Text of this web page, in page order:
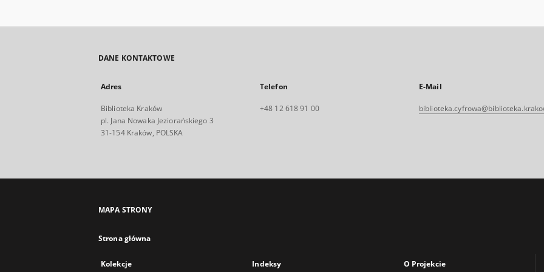
DANE KONTAKTOWE
Adres
Biblioteka Kraków
pl. Jana Nowaka Jeziorańskiego 3
31-154 Kraków, POLSKA
Telefon
+48 12 618 91 00
E-Mail
MAPA STRONY
Strona główna
Kolekcje Indeksy O Projekcie